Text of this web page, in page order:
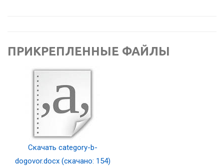
ПРИКРЕПЛЕННЫЕ ФАЙЛЫ
Скачать category-b-
dogovor.docx (скачано: 154)